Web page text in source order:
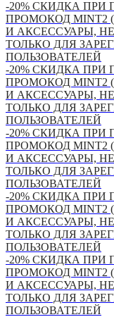
-20% СКИДКА
ПРОМОКОД MINT2
И АКСЕССУАРЫ,
ТОЛЬКО ДЛЯ
ПОЛЬЗОВАТЕЛЕЙ
-20% СКИДКА
ПРОМОКОД MINT2
И АКСЕССУАРЫ,
ТОЛЬКО ДЛЯ
ПОЛЬЗОВАТЕЛЕЙ
-20% СКИДКА
ПРОМОКОД MINT2
И АКСЕССУАРЫ,
ТОЛЬКО ДЛЯ
ПОЛЬЗОВАТЕЛЕЙ
-20% СКИДКА
ПРОМОКОД MINT2
И АКСЕССУАРЫ,
ТОЛЬКО ДЛЯ
ПОЛЬЗОВАТЕЛЕЙ
-20% СКИДКА
ПРОМОКОД MINT2
И АКСЕССУАРЫ,
ТОЛЬКО ДЛЯ
ПОЛЬЗОВАТЕЛЕЙ